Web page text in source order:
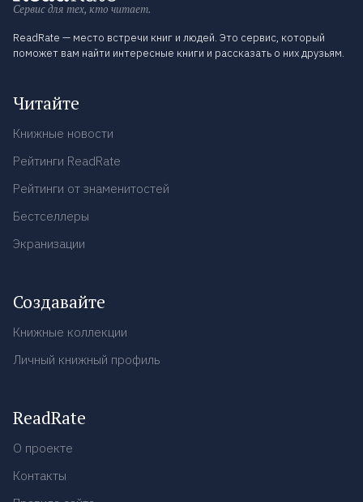
Сервис для тех, кто читает.
ReadRate — место встречи книг и людей. Это сервис, который
поможет вам найти интересные книги и рассказать о них друзьям.
Читайте
Книжные новости
Рейтинги ReadRate
Рейтинги от знаменитостей
Бестселлеры
Экранизации
Создавайте
Книжные коллекции
Личный книжный профиль
ReadRate
О проекте
Контакты